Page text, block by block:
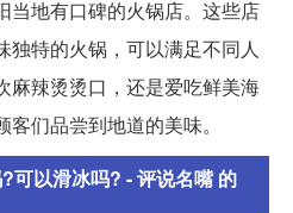
当地有口碑的火锅店。这些店
独特的火锅，可以满足不同人
麻辣烫烫口，还是爱吃鲜美海
们品尝到地道的美味。
可以滑冰吗? - 评说名嘴 的